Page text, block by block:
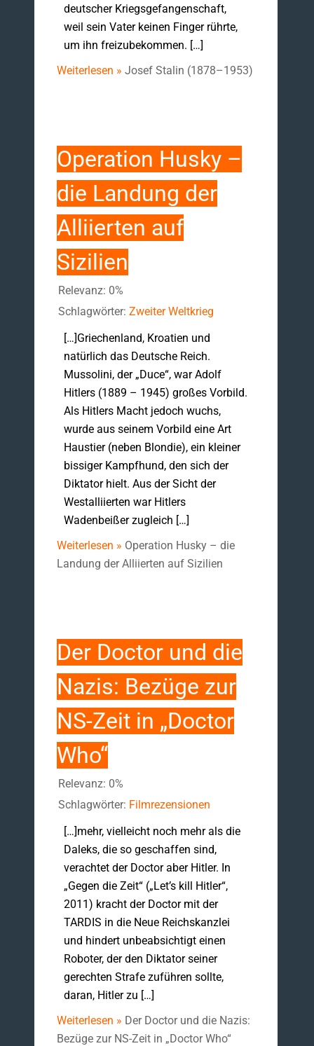
deutscher Kriegsgefangenschaft,
weil sein Vater keinen Finger rührte,
um ihn freizubekommen. […]
Weiterlesen » Josef Stalin (1878–1953)
Operation Husky –
die Landung der
Alliierten auf
Sizilien
Relevanz: 0%
Schlagwörter: Zweiter Weltkrieg
[…]Griechenland, Kroatien und
natürlich das Deutsche Reich.
Mussolini, der „Duce“, war Adolf
Hitlers (1889 – 1945) großes Vorbild.
Als Hitlers Macht jedoch wuchs,
wurde aus seinem Vorbild eine Art
Haustier (neben Blondie), ein kleiner
bissiger Kampfhund, den sich der
Diktator hielt. Aus der Sicht der
Westalliierten war Hitlers
Wadenbeißer zugleich […]
Weiterlesen » Operation Husky – die
Landung der Alliierten auf Sizilien
Der Doctor und die
Nazis: Bezüge zur
NS-Zeit in „Doctor
Who“
Relevanz: 0%
Schlagwörter: Filmrezensionen
[…]mehr, vielleicht noch mehr als die
Daleks, die so geschaffen sind,
verachtet der Doctor aber Hitler. In
„Gegen die Zeit“ („Let’s kill Hitler“,
2011) kracht der Doctor mit der
TARDIS in die Neue Reichskanzlei
und hindert unbeabsichtigt einen
Roboter, der den Diktator seiner
gerechten Strafe zuführen sollte,
daran, Hitler zu […]
Weiterlesen » Der Doctor und die Nazis:
Bezüge zur NS-Zeit in „Doctor Who“